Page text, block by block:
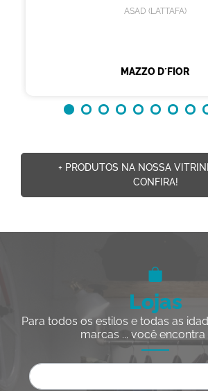
ASAD (LATTAFA)
MAZZO D´FIOR
+ PRODUTOS NA NOSSA
CONFIRA!
Lojas
Para todos os estilos e todas as
marcas ... você